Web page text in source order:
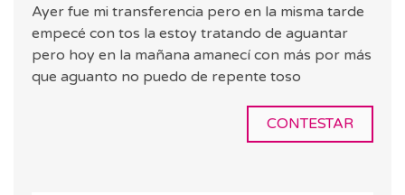
Ayer fue mi transferencia pero en la misma tarde
empecé con tos la estoy tratando de aguantar
pero hoy en la mañana amanecí con más por más
que aguanto no puedo de repente toso
CONTESTAR